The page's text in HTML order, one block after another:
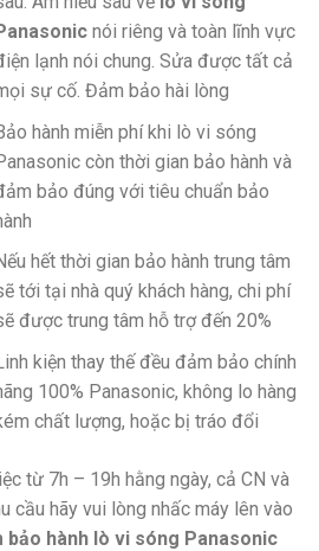
nói riêng và toàn lĩnh vực
lạnh nói chung. Sửa được tất cả
sự cố. Đảm bảo hài lòng
hành miễn phí khi lò vi sóng
còn thời gian bảo hành và
bảo đúng với tiêu chuẩn bảo
hết thời gian bảo hành trung tâm
tới tại nhà quý khách hàng, chi phí
được trung tâm hỗ trợ đến 20%
kiện thay thế đều đảm bảo chính
100% Panasonic, không lo hàng
chất lượng, hoặc bị tráo đổi
từ 7h – 19h hằng ngày, cả CN và
cầu hãy vui lòng nhấc máy lên vào
bảo hành lò vi sóng Panasonic